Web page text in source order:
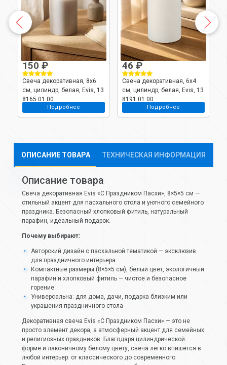
150 ₽
Свеча декоративная, 8х6
см, цилиндр, белая, Evis, 13
8165 01 00
Подробнее
46 ₽
Свеча декоративная, 6х4
см, цилиндр, белая, Evis, 13
8191 01 00
Подробнее
ОПИСАНИЕ ТОВАРА ТЕХНИЧЕСКАЯ ИНФОРМАЦИЯ
Описание товара
Свеча декоративная Evis «С Праздником Пасхи», 8×5×5 см —
стильный акцент для пасхального стола и уютного семейного
праздника. Безопасный хлопковый фитиль, натуральный
парафин, идеальный подарок.
Почему выбирают:
Авторский дизайн с пасхальной тематикой — эксклюзив
для праздничного интерьера
Компактные размеры (8×5×5 см), белый цвет, экологичный
парафин и хлопковый фитиль — чистое и безопасное
горение
Универсальна: для дома, дачи, подарка близким или
украшения праздничного стола
Декоративная свеча Evis «С Праздником Пасхи» — это не
просто элемент декора, а атмосферный акцент для семейных
и религиозных праздников. Благодаря цилиндрической
форме и лаконичному белому цвету, свеча легко впишется в
любой интерьер: от классического до современного.